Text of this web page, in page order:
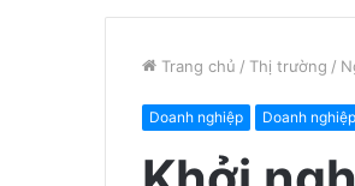
Trang chủ / Thị trường /
Doanh nghiệp Doanh nghiệp